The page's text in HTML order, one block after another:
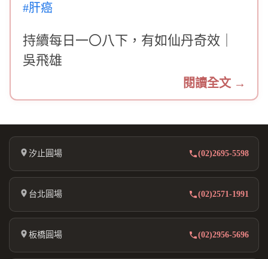
#肝癌
持續每日一〇八下，有如仙丹奇效｜
吳飛雄
閱讀全文 →
汐止圓場 (02)2695-5598
台北圓場 (02)2571-1991
板橋圓場 (02)2956-5696